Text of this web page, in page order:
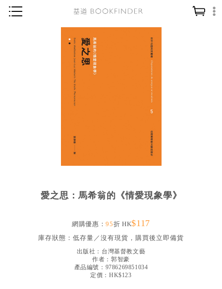
神學／教義
讀經／研經
社會／倫理
愛之思：馬希翁的《情愛現象學》
網購優惠：95折 HK$117
庫存狀態： 低存量／沒有現貨，購買後立即備貨
出版社： 台灣基督教文藝
作者： 郭智豪
產品編號：9786269851034
定價：HK$123